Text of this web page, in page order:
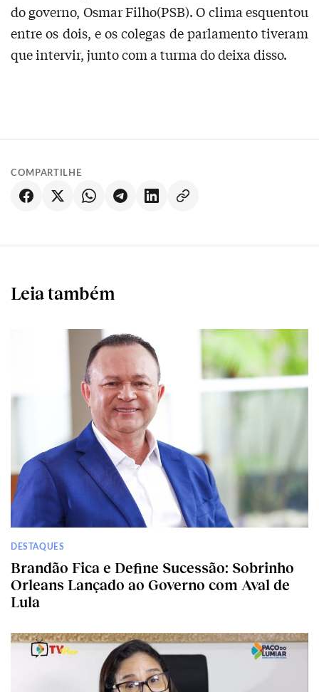
do governo, Osmar Filho(PSB). O clima esquentou
entre os dois, e os colegas de parlamento tiveram
que intervir, junto com a turma do deixa disso.
COMPARTILHE
Leia também
DESTAQUES
Brandão Fica e Define Sucessão: Sobrinho
Orleans Lançado ao Governo com Aval de
Lula